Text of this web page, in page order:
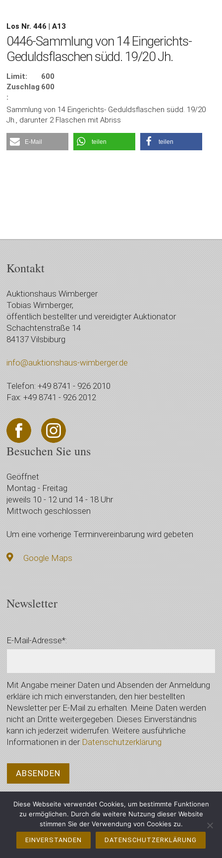
Los Nr. 446 | A13
0446-Sammlung von 14 Eingerichts-
Geduldsflaschen südd. 19/20 Jh.
Limit:
600
Zuschlag
:
600
Sammlung von 14 Eingerichts- Geduldsflaschen südd. 19/20
Jh., darunter 2 Flaschen mit Abriss
E-Mail teilen teilen
Kontakt
Auktionshaus Wimberger
Tobias Wimberger,
öffentlich bestellter und vereidigter Auktionator
Schachtenstraße 14
84137 Vilsbiburg
info@auktionshaus-wimberger.de
Telefon: +49 8741 - 926 2010
Fax: +49 8741 - 926 2012
Besuchen Sie uns
Geöffnet
Montag - Freitag
jeweils 10 - 12 und 14 - 18 Uhr
Mittwoch geschlossen
Um eine vorherige Terminvereinbarung wird gebeten
Google Maps
Newsletter
E-Mail-Adresse*:
Mit Angabe meiner Daten und Absenden der Anmeldung
erkläre ich mich einverstanden, den hier bestellten
Newsletter per E-Mail zu erhalten. Meine Daten werden
nicht an Dritte weitergegeben. Dieses Einverständnis
kann ich jederzeit widerrufen. Weitere ausführliche
Informationen in der Datenschutzerklärung
© 2021 Auktionshaus Wimberger, Vilsbiburg - Alle Rechte vorbehalten
Impressum
Diese Webseite verwendet Cookies, um bestimmte Funktionen
zu ermöglichen. Durch die weitere Nutzung dieser Website
stimmen Sie der Verwendung von Cookies zu.
EINVERSTANDEN DATENSCHUTZERKLÄRUNG